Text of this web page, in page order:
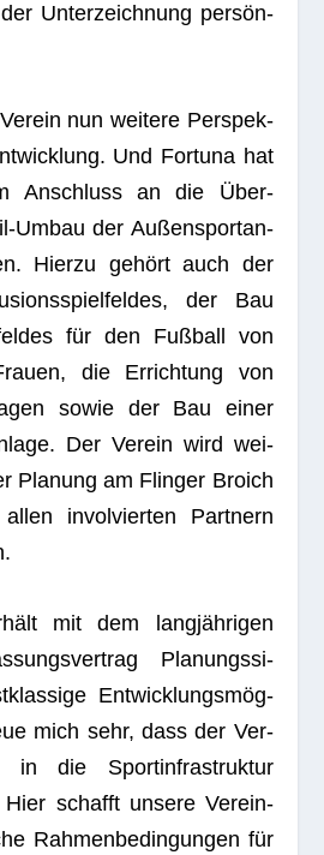
Unter­zeich­nung per­sön­
nun wei­tere Per­spek­
Und For­tuna hat
Anschluss an die Über­
Umbau der Außen­sport­an­
Hierzu gehört auch der
der Bau
für den Fuß­ball von
die Errich­tung von
sowie der Bau einer
Der Ver­ein wird wei­
Pla­nung am Flin­ger Broich
invol­vier­ten Part­nern
mit dem lang­jäh­ri­gen
Pla­nungs­si­
Ent­wick­lungs­mög­
mich sehr, dass der Ver­
in die Sport­in­fra­struk­tur
Hier schafft unsere Ver­ein­
Rah­men­be­din­gun­gen für